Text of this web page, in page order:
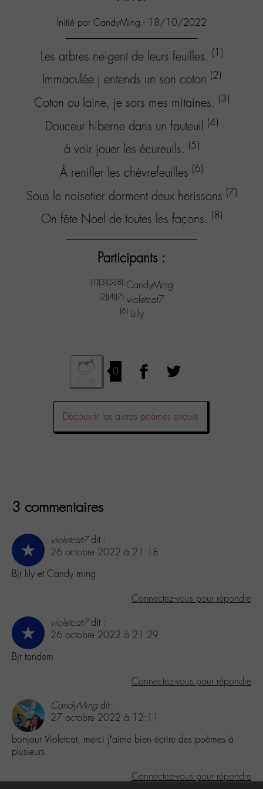
Initié par CandyMing - 18/10/2022
Les arbres neigent de leurs feuilles. (1)
Immaculée j entends un son coton (2)
Coton ou laine, je sors mes mitaines. (3)
Douceur hiberne dans un fauteuil (4)
à voir jouer les écureuils. (5)
À renifler les chèvrefeuilles (6)
Sous le noisetier dorment deux herissons (7)
On fête Noel de toutes les façons. (8)
Participants :
(1)(3)(5)(8) CandyMing
(2)(4)(7) violetcat7
(6) Lilly
0
Découvrir les autres poèmes exquis
3 commentaires
violetcat7 dit :
26 octobre 2022 à 21:18
Bjr lily et Candy ming
Connectez-vous pour répondre
violetcat7 dit :
26 octobre 2022 à 21:29
Bjr tandem
Connectez-vous pour répondre
CandyMing dit :
27 octobre 2022 à 12:11
bonjour Violetcat, merci j’aime bien écrire des poèmes à
plusieurs.
Connectez-vous pour répondre